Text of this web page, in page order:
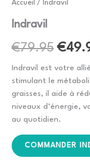
Accueil / Indravil
Indravil
€79.95 Le
prix
initial
était
€
Indravil est votre
stimulant le
graisses, il aide à
niveaux d’énergie,
au quotidien.
COMMANDER